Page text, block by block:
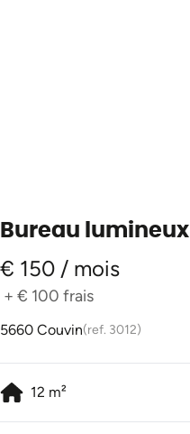
Bureau lumineux
€ 150 / mois
+ € 100 frais
5660 Couvin(ref. 3012)
12 m²